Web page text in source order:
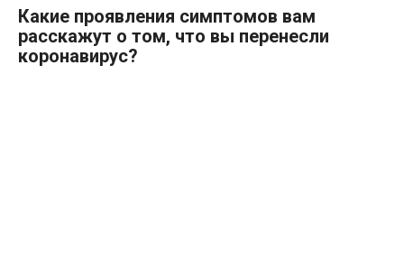
Какие проявления симптомов вам
расскажут о том, что вы перенесли
коронавирус?